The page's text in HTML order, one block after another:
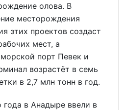
олова. В
месторождения
этих проектов создаст
мест, а
порт Певек и
возрастёт в семь
в 2,7 млн тонн в год.
года в Анадыре ввели в